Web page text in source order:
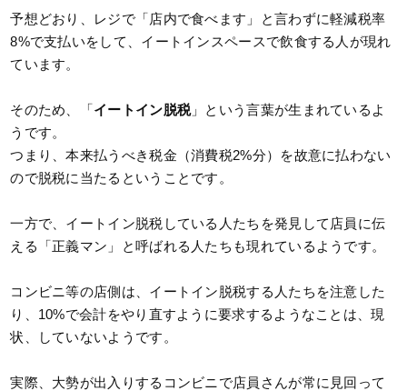
予想どおり、レジで「店内で食べます」と言わずに軽減税率
8%で支払いをして、イートインスペースで飲食する人が現れ
ています。
そのため、「イートイン脱税」という言葉が生まれているよ
うです。
つまり、本来払うべき税金（消費税2%分）を故意に払わない
ので脱税に当たるということです。
一方で、イートイン脱税している人たちを発見して店員に伝
える「正義マン」と呼ばれる人たちも現れているようです。
コンビニ等の店側は、イートイン脱税する人たちを注意した
り、10%で会計をやり直すように要求するようなことは、現
状、していないようです。
実際、大勢が出入りするコンビニで店員さんが常に見回って